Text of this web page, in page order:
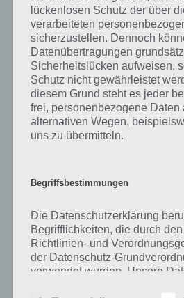
bestimmten Lösungen präsentieren wir
kurze Begriffserklärung!
Bei einem Geschäft handelt es sich
die zu einem bestimmten Zweck
Geschäft möglichst erfolgreich zu
Unternehmen verschiedene Strategien
in ihrem jeweiligen Geschäftsmodell.
bzw. Weiterentwicklung des
zwei oder mehreren Parteien. Es ist
erforderlich, dass ein Geschäft
Nutzenmaximierung sorgt. Hierbei
untergeordnete Kategorie der
verursache zu Beginn einen Verlust,
lückenlosen Schutz der über
verarbeiteten
sicherzustellen. Dennoch
Datenübertragungen
Sicherheitslücken aufweisen,
Schutz nicht gewährleistet
diesem Grund steht es jeder
frei, personenbezogene Daten
alternativen Wegen,
uns zu übermitteln.
Begriffsbestimmungen
Die Datenschutzerklärung
Begrifflichkeiten, die durch
Richtlinien- und
der Datenschutz-
verwendet wurden. Unsere